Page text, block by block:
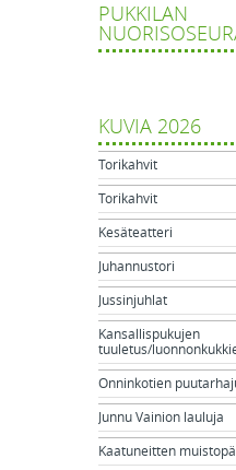
Artikkelien
PUKKILAN
KUVIA 2026
Torikahvit
Torikahvit
Kesäteatteri
Juhannustori
Jussinjuhlat
Kansallispukujen
tuuletus/
Onninkotien
Junnu Vainion lauluja
Kaatuneitten